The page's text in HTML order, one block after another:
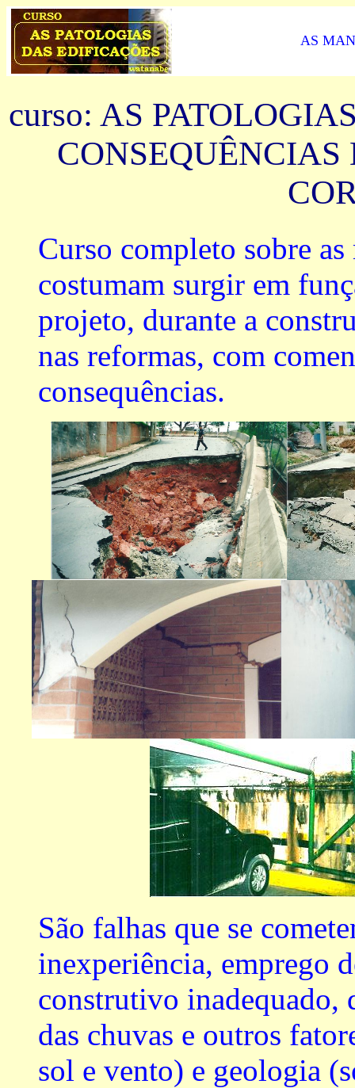
AS
curso: AS
Curso completo sobre
costumam surgir em
projeto, durante a
nas reformas, com
consequências.
São falhas que se
inexperiência, emprego
construtivo inadequado,
das chuvas e outros
sol e vento) e geologia